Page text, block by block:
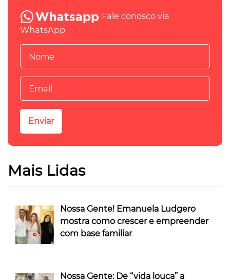
Fale conosco via
WhatsApp
Mais Lidas
Nossa Gente! Emanuela Ludgero
mostra como crescer e empreender
com base familiar
Nossa Gente: De “vida louca” a